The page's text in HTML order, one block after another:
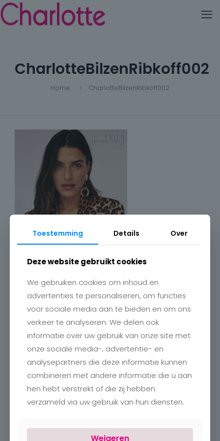
CharlotteBilzenRibkoff002
Home CharlotteBilzenRibkoff002
Contact
Charlotte
Romboutstraat 24
B-3740 Bilzen
info@charlottebilzen.be
Toestemming Details Over
Deze website gebruikt cookies
We gebruiken cookies om inhoud en
advertenties te personaliseren, om functies
voor sociale media aan te bieden en om ons
verkeer te analyseren. We delen ook
informatie over uw gebruik van onze site met
onze sociale media-, advertentie- en
analysepartners die deze informatie kunnen
combineren met andere informatie die u aan
hen hebt verstrekt of die zij hebben
verzameld via uw gebruik van hun diensten.
Weigeren